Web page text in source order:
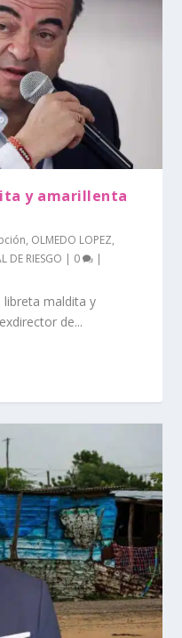
y amarillenta
, OLMEDO LOPEZ,
DE RIESGO | 0 |
libreta maldita y
de...